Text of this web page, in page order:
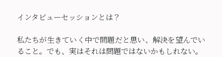
インタビューセッションとは？
私たちが生きていく中で問題だと思い、解決を望んでい
ること。でも、実はそれは問題ではないかもしれない。